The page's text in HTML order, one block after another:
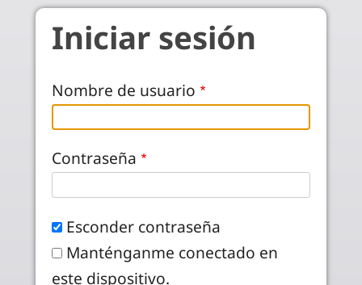
Pasar al contenido principal
Iniciar sesión
Nombre de usuario
Contraseña
Esconder contraseña
Manténganme conectado en
este dispositivo.